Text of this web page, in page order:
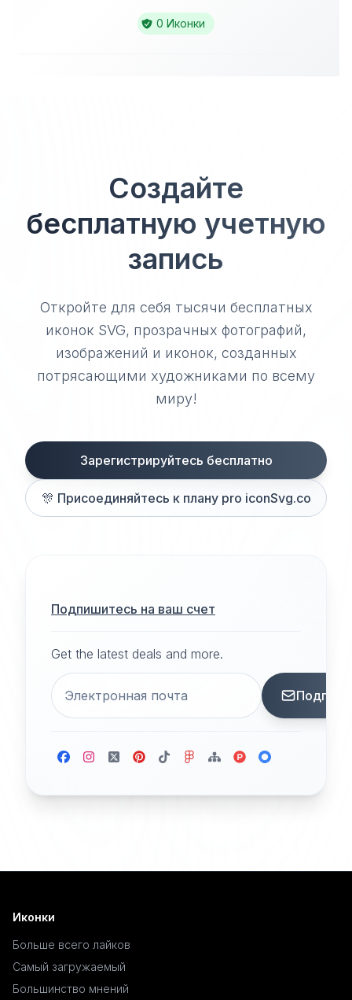
0 Иконки
Создайте
бесплатную учетную
запись
Откройте для себя тысячи бесплатных
иконок SVG, прозрачных фотографий,
изображений и иконок, созданных
потрясающими художниками по всему
миру!
Зарегистрируйтесь бесплатно
🎊 Присоединяйтесь к плану pro iconSvg.co
Подпишитесь на ваш счет
Get the latest deals and more.
Иконки
Больше всего лайков
Самый загружаемый
Большинство мнений